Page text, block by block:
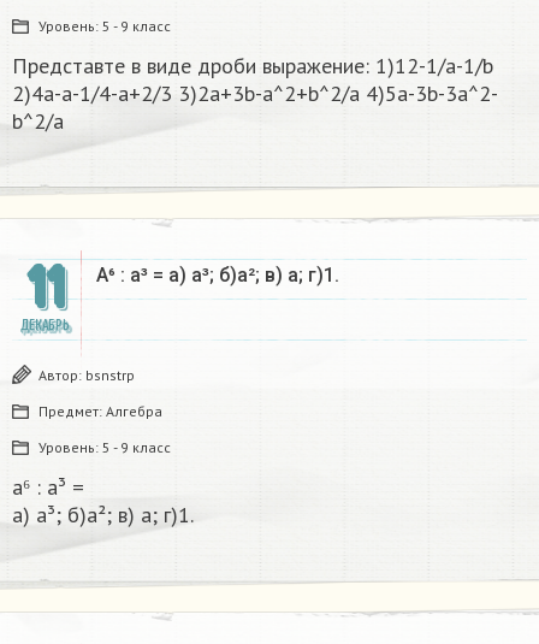
Уровень: 5 - 9 класс
Представте в виде дроби выражение: 1)12-1/a-1/b
2)4a-a-1/4-a+2/3 3)2a+3b-a^2+b^2/a 4)5а-3b-3a^2-
b^2/a
11
ДЕКАБРЬ
А⁶ : а³ = а) а³; б)а²; в) а; г)1.​
Автор: bsnstrp
Предмет: Алгебра
Уровень: 5 - 9 класс
а⁶ : а³ =
а) а³; б)а²; в) а; г)1.​